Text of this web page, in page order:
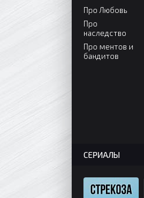
Про Любовь
Про
наследство
Про ментов и
бандитов
СЕРИАЛЫ